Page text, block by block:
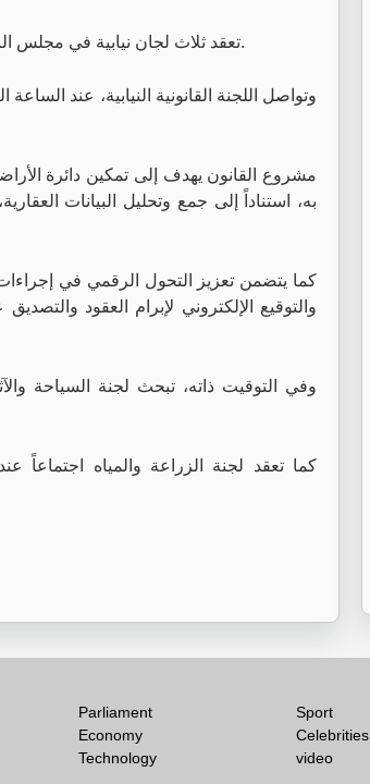
تعقد ثلاث لجان نيابية في مجلس النواب، الأربعاء، اجتماعات لمناقشة عدد من القضايا التشريعية والقطاعية.
وتواصل اللجنة القانونية النيابية، عند
مشروع القانون يهدف إلى تمكين دائرة
به، استناداً إلى جمع وتحليل البيانات
كما يتضمن تعزيز التحول الرقمي في
والتوقيع الإلكتروني لإبرام العقود
وفي التوقيت ذاته، تبحث لجنة السياحة
كما تعقد لجنة الزراعة والمياه اجتماعاً
Parliament
Economy
Technology
Sport
Celebrities
video